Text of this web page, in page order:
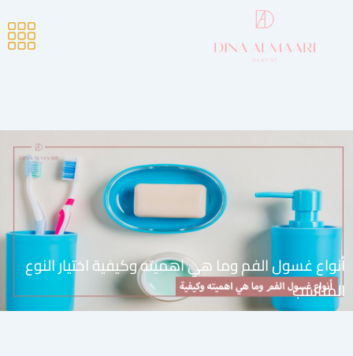
أنواع غسول الفم وما هي اهميته وكيفية اختيار النوع
المناسب